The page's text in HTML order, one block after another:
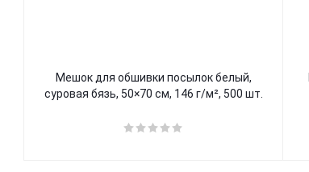
Мешок для обшивки посылок белый,
суровая бязь, 50×70 см, 146 г/м², 500 шт.